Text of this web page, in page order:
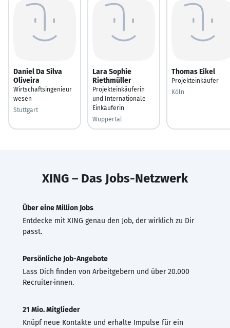
Daniel Da Silva
Oliveira
Wirtschaftsingenieur
wesen
Stuttgart
Lara Sophie
Riethmüller
Projekteinkäuferin
und Internationale
Einkäuferin
Wuppertal
Thomas Eikel
Projekteinkäufer
Köln
XING – Das Jobs-Netzwerk
Über eine Million Jobs
Entdecke mit XING genau den Job, der wirklich zu Dir
passt.
Persönliche Job-Angebote
Lass Dich finden von Arbeitgebern und über 20.000
Recruiter·innen.
21 Mio. Mitglieder
Knüpf neue Kontakte und erhalte Impulse für ein